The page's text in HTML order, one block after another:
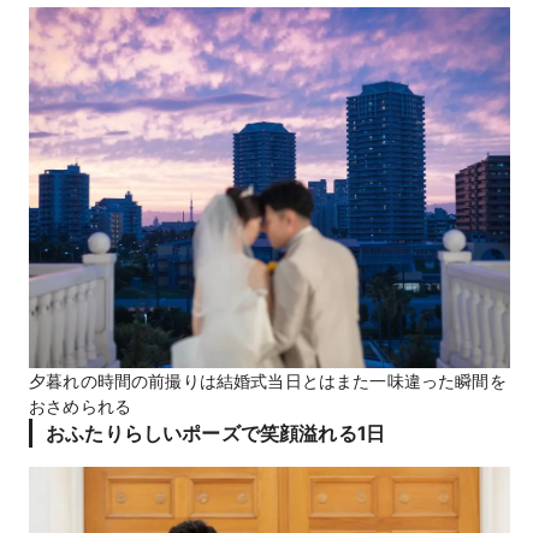
夕暮れの時間の前撮りは結婚式当日とはまた一味違った瞬間を
おさめられる
おふたりらしいポーズで笑顔溢れる1日